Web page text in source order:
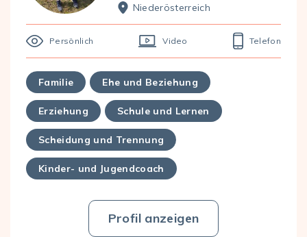
Nieder­österreich
Persönlich Video Telefon
Familie Ehe und Beziehung
Erziehung Schule und Lernen
Scheidung und Trennung
Kinder- und Jugendcoach
Profil anzeigen